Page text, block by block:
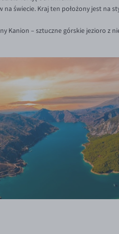
świecie. Kraj ten położony jest na
Kanion – sztuczne górskie jezioro z